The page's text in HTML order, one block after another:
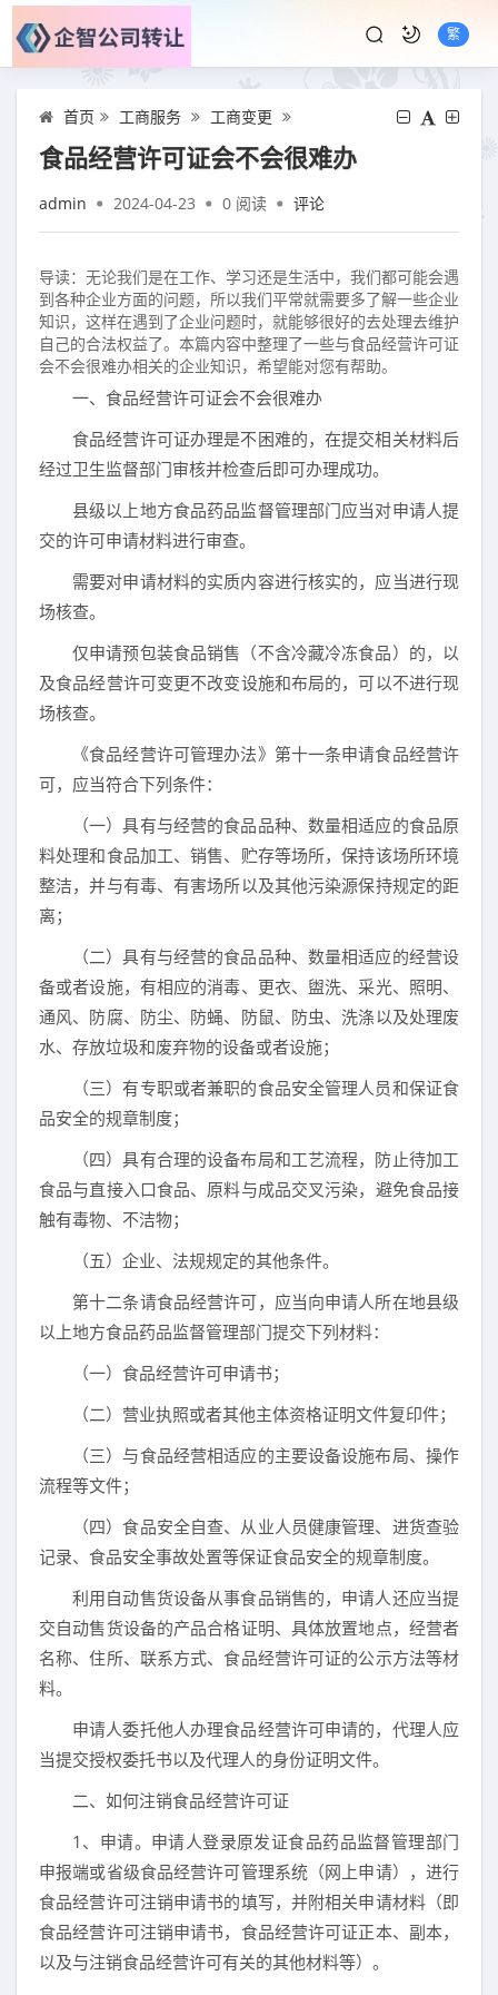
繁
首页 工商服务 工商变更
食品经营许可证会不会很难办
admin 2024-04-23 0 阅读 评论
导读：无论我们是在工作、学习还是生活中，我们都可能会遇
到各种企业方面的问题，所以我们平常就需要多了解一些企业
知识，这样在遇到了企业问题时，就能够很好的去处理去维护
自己的合法权益了。本篇内容中整理了一些与食品经营许可证
会不会很难办相关的企业知识，希望能对您有帮助。
一、食品经营许可证会不会很难办
食品经营许可证办理是不困难的，在提交相关材料后
经过卫生监督部门审核并检查后即可办理成功。
县级以上地方食品药品监督管理部门应当对申请人提
交的许可申请材料进行审查。
需要对申请材料的实质内容进行核实的，应当进行现
场核查。
仅申请预包装食品销售（不含冷藏冷冻食品）的，以
及食品经营许可变更不改变设施和布局的，可以不进行现
场核查。
《食品经营许可管理办法》第十一条申请食品经营许
可，应当符合下列条件：
（一）具有与经营的食品品种、数量相适应的食品原
料处理和食品加工、销售、贮存等场所，保持该场所环境
整洁，并与有毒、有害场所以及其他污染源保持规定的距
离；
（二）具有与经营的食品品种、数量相适应的经营设
备或者设施，有相应的消毒、更衣、盥洗、采光、照明、
通风、防腐、防尘、防蝇、防鼠、防虫、洗涤以及处理废
水、存放垃圾和废弃物的设备或者设施；
（三）有专职或者兼职的食品安全管理人员和保证食
品安全的规章制度；
（四）具有合理的设备布局和工艺流程，防止待加工
食品与直接入口食品、原料与成品交叉污染，避免食品接
触有毒物、不洁物；
（五）企业、法规规定的其他条件。
第十二条请食品经营许可，应当向申请人所在地县级
以上地方食品药品监督管理部门提交下列材料：
（一）食品经营许可申请书；
（二）营业执照或者其他主体资格证明文件复印件；
（三）与食品经营相适应的主要设备设施布局、操作
流程等文件；
（四）食品安全自查、从业人员健康管理、进货查验
记录、食品安全事故处置等保证食品安全的规章制度。
利用自动售货设备从事食品销售的，申请人还应当提
交自动售货设备的产品合格证明、具体放置地点，经营者
名称、住所、联系方式、食品经营许可证的公示方法等材
料。
申请人委托他人办理食品经营许可申请的，代理人应
当提交授权委托书以及代理人的身份证明文件。
二、如何注销食品经营许可证
1、申请。申请人登录原发证食品药品监督管理部门
申报端或省级食品经营许可管理系统（网上申请），进行
食品经营许可注销申请书的填写，并附相关申请材料（即
食品经营许可注销申请书，食品经营许可证正本、副本，
以及与注销食品经营许可有关的其他材料等）。